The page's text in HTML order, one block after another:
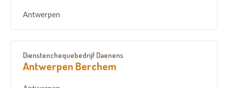
Antwerpen
Dienstenchequebedrijf Daenens
Antwerpen Berchem